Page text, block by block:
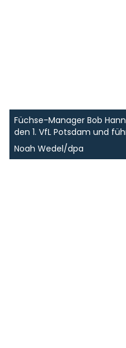
Füchse-Manager Bob
den 1. VfL Potsdam und
Noah Wedel/dpa